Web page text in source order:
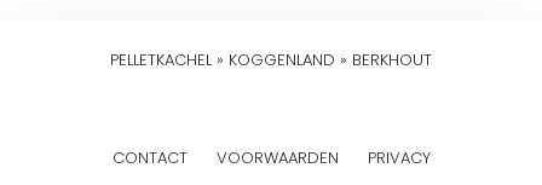
PELLETKACHEL» KOGGENLAND » BERKHOUT
CONTACT VOORWAARDEN PRIVACY